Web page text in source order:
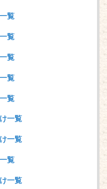
覧
覧
覧
覧
覧
一覧
一覧
覧
一覧